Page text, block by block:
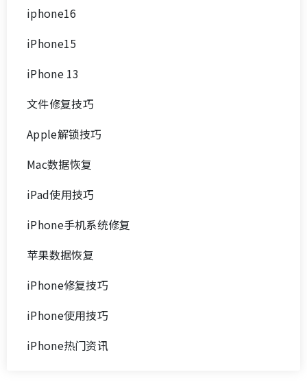
iphone16
iPhone15
iPhone 13
文件修复技巧
Apple解锁技巧
Mac数据恢复
iPad使用技巧
iPhone手机系统修复
苹果数据恢复
iPhone修复技巧
iPhone使用技巧
iPhone热门资讯